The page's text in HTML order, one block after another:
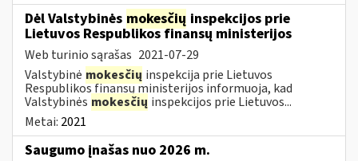
Dėl Valstybinės mokesčių inspekcijos prie
Lietuvos Respublikos finansų ministerijos
Web turinio sąrašas 2021-07-29
Valstybinė mokesčių inspekcija prie Lietuvos
Respublikos finansų ministerijos informuoja, kad
Valstybinės mokesčių inspekcijos prie Lietuvos...
Metai: 2021
Saugumo įnašas nuo 2026 m.